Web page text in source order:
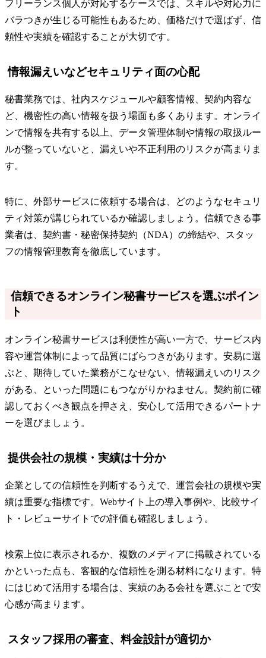
フリーランス個人が対応するケースでは、スキルや対応力に
バラつきが生じる可能性もあるため、価格だけで選ばず、信
頼性や実績を確認することが大切です。
情報漏えいなどセキュリティ面の心配
秘書業務では、社内スケジュールや顧客情報、契約内容な
ど、機密性の高い情報を扱う場面も多くあります。オンライ
ンで情報を共有する以上、データ管理体制や情報の取扱ルー
ルが整っていないと、漏えいや不正利用のリスクが高まりま
す。
特に、外部サービスに依頼する場合は、どのようなセキュリ
ティ対策が講じられているか確認しましょう。信頼できる事
業者は、契約書・秘密保持契約（NDA）の締結や、スタッ
フの情報管理教育を徹底しています。
信頼できるオンライン秘書サービスを選ぶポイン
ト
オンライン秘書サービスは利便性が高い一方で、サービス内
容や運営体制によって品質にばらつきがあります。安易に選
ぶと、期待していた業務がこなせない、情報漏えいのリスク
がある、といった問題にもつながりかねません。契約前に確
認しておくべき観点を押さえ、安心して活用できるパートナ
ーを選びましょう。
提供会社の規模・実績は十分か
企業としての信頼性を判断するうえで、運営会社の規模や実
績は重要な指標です。Webサイト上の導入事例や、比較サイ
ト・レビューサイトでの評価も確認しましょう。
検索上位に表示されるか、複数のメディアに掲載されている
かといった点も、客観的な信頼性を測る材料になります。特
にはじめて活用する場合は、実績のある会社を選ぶことで安
心感が高まります。
スタッフ採用の審査、料金設計が適切か